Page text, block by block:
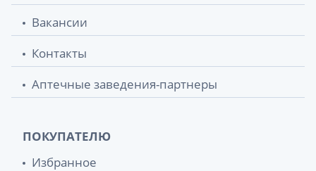
Вакансии
Контакты
Аптечные заведения-партнеры
ПОКУПАТЕЛЮ
Избранное